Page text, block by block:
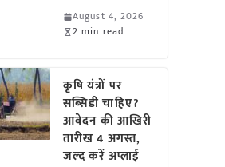
August 4, 2026
2 min read
कृषि यंत्रों पर
सब्सिडी चाहिए?
आवेदन की आखिरी
तारीख 4 अगस्त,
जल्द करें अप्लाई